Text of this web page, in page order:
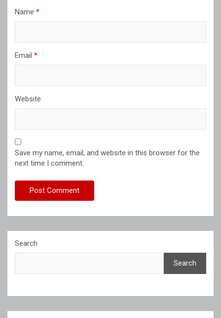
Name *
Email *
Website
Save my name, email, and website in this browser for the
next time I comment.
Search
Search